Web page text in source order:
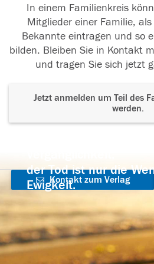
In einem Familienkreis
Mitglieder einer Familie,
Bekannte eintragen und so
bilden. Bleiben Sie in Kontakt
und tragen Sie sich jetzt
Jetzt anmelden um Teil des
werden.
der Tod ist nur die
Ewigkeit.
Kontakt zum Verlag
aufnehmen